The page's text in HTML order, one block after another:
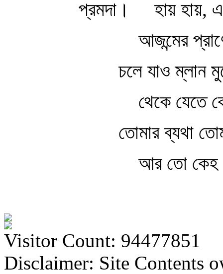
প্রমদা।
হায় হায়,
আজন্মের
চলে যাও ম্লান
থেকে যেতে
তোমার ব্যথা
আর তো কেহ
Visitor Count: 94477851
Disclaimer: Site Contents